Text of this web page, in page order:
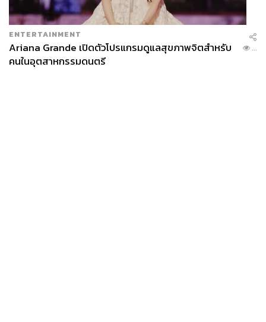
ENTERTAINMENT
Ariana Grande เปิดตัวโปรแกรมดูแลสุขภาพจิตสำหรับ
คนในอุตสาหกรรมดนตรี
...